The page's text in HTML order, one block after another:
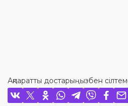
Ақпаратты достарыңызбен